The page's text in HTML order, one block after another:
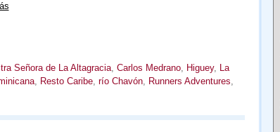
Señora de La Altagracia, Carlos Medrano, Higuey, La
, Resto Caribe, río Chavón, Runners Adventures,